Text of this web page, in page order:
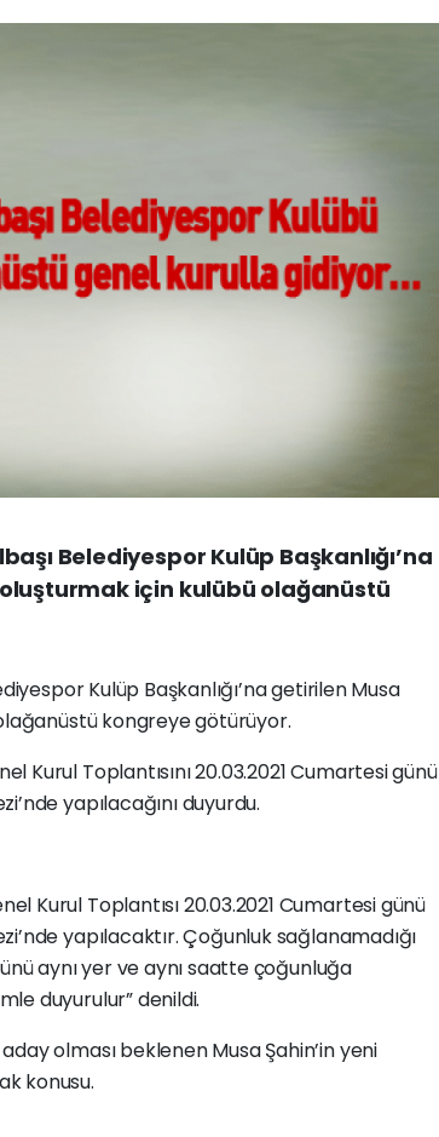
Belediyespor Kulüp Başkanlığı’na
için kulübü olağanüstü
Kulüp Başkanlığı’na getirilen Musa
kongreye götürüyor.
Kurul Toplantısını 20.03.2021 Cumartesi günü
yapılacağını duyurdu.
Kurul Toplantısı 20.03.2021 Cumartesi günü
yapılacaktır. Çoğunluk sağlanamadığı
aynı yer ve aynı saatte çoğunluğa
duyurulur” denildi.
olması beklenen Musa Şahin’in yeni
konusu.